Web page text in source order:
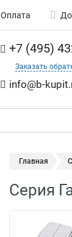
Оплата
+7 (495)
Заказать
info@b-
Главная
Серия